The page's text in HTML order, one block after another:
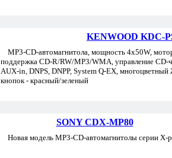
KENWOOD KDC-
MP3-CD-автомагнитола, мощность 4x50W,
поддержка CD-R/RW/MP3/WMA, управление
AUX-in, DNPS, DNPP, System Q-EX,
кнопок - красный/зеленый
SONY CDX-MP80
Новая модель MP3-CD-автомагнитолы серии X-